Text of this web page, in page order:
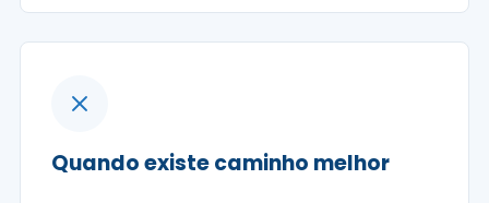
Quando existe caminho melhor